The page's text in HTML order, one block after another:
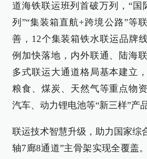
道海铁联运班列首破万列，“国
列”“集装箱直航+跨境公路”等
善，12个集装箱铁水联运品牌
例加快落地，内外联通、陆海
多式联运大通道格局基本建立
粮食、煤炭、天然气等重点物
汽车、动力锂电池等“新三样”产
联运技术智慧升级，助力国家综
轴7廊8通道”主骨架实现全覆盖